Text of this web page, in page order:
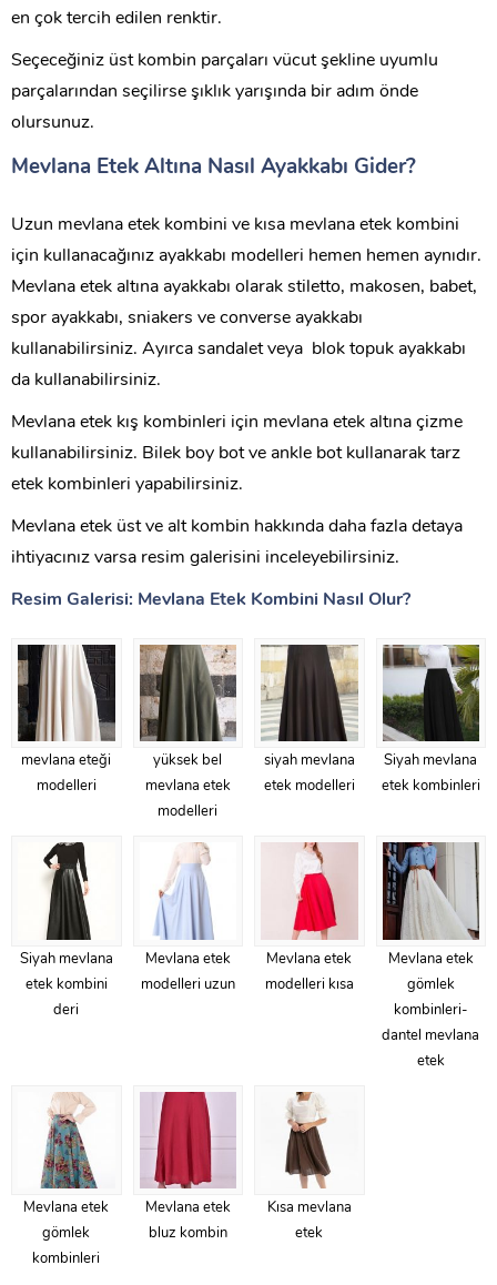
en çok tercih edilen renktir.
Seçeceğiniz üst kombin parçaları vücut şekline uyumlu
parçalarından seçilirse şıklık yarışında bir adım önde
olursunuz.
Mevlana Etek Altına Nasıl Ayakkabı Gider?
Uzun mevlana etek kombini ve kısa mevlana etek kombini
için kullanacağınız ayakkabı modelleri hemen hemen aynıdır.
Mevlana etek altına ayakkabı olarak stiletto, makosen, babet,
spor ayakkabı, sniakers ve converse ayakkabı
kullanabilirsiniz. Ayırca sandalet veya blok topuk ayakkabı
da kullanabilirsiniz.
Mevlana etek kış kombinleri için mevlana etek altına çizme
kullanabilirsiniz. Bilek boy bot ve ankle bot kullanarak tarz
etek kombinleri yapabilirsiniz.
Mevlana etek üst ve alt kombin hakkında daha fazla detaya
ihtiyacınız varsa resim galerisini inceleyebilirsiniz.
Resim Galerisi: Mevlana Etek Kombini Nasıl Olur?
mevlana eteği
modelleri
yüksek bel
mevlana etek
modelleri
siyah mevlana
etek modelleri
Siyah mevlana
etek kombinleri
Siyah mevlana
etek kombini
deri
Mevlana etek
modelleri uzun
Mevlana etek
modelleri kısa
Mevlana etek
gömlek
kombinleri-
dantel mevlana
etek
Mevlana etek
gömlek
kombinleri
Mevlana etek
bluz kombin
Kısa mevlana
etek